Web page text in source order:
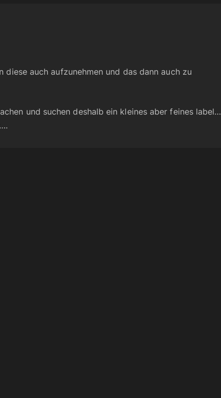
auch aufzunehmen und das dann auch zu
und suchen deshalb ein kleines aber feines label…